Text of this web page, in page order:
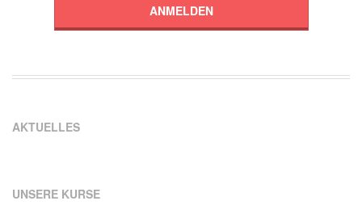
ANMELDEN
AKTUELLES
UNSERE KURSE